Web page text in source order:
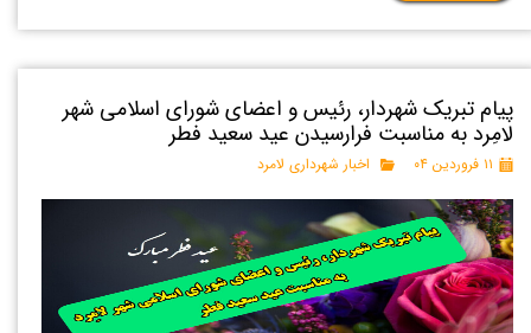
پیام تبریک شهردار، رئیس و اعضای شورای اسلامی شهر
لامِرد به مناسبت فرارسیدن عید سعید فطر
۱۱ فروردین ۰۴ اخبار شهرداری لامرد